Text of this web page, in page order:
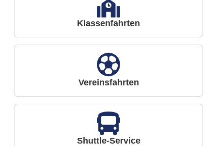
Klassenfahrten
Vereinsfahrten
Shuttle-Service